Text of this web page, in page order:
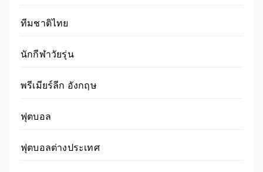
ทีมชาติไทย
นักกีฬาวัยรุ่น
พรีเมียร์ลีก อังกฤษ
ฟุตบอล
ฟุตบอลต่างประเทศ